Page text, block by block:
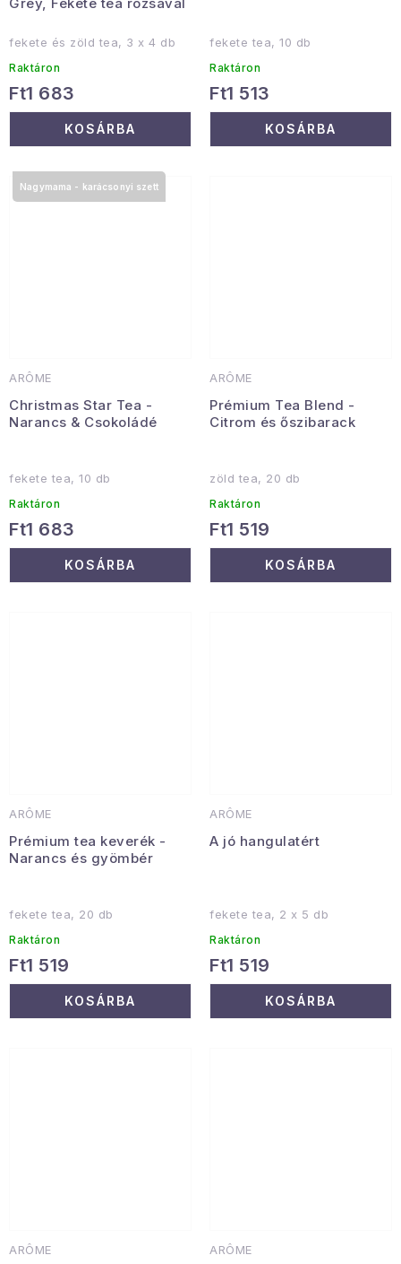
fekete és zöld tea, 3 x 4 db
Raktáron
Ft1 683
KOSÁRBA
fekete tea, 10 db
Raktáron
Ft1 513
KOSÁRBA
ARÔME
Christmas Star Tea -
Narancs & Csokoládé
Nagymama - karácsonyi szett
fekete tea, 10 db
Raktáron
Ft1 683
KOSÁRBA
ARÔME
Prémium Tea Blend -
Citrom és őszibarack
zöld tea, 20 db
Raktáron
Ft1 519
KOSÁRBA
ARÔME
Prémium tea keverék -
Narancs és gyömbér
fekete tea, 20 db
Raktáron
Ft1 519
KOSÁRBA
ARÔME
A jó hangulatért
fekete tea, 2 x 5 db
Raktáron
Ft1 519
KOSÁRBA
ARÔME ARÔME